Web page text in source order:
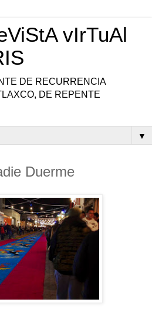
vIrTuAl
DE RECURRENCIA
DE REPENTE
▼
Duerme